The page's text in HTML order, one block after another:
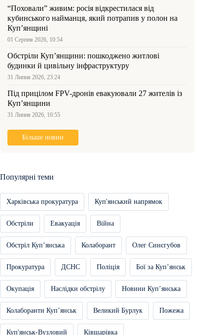
“Поховали” живим: росія відкрестилася від
кубинського найманця, який потрапив у полон на
Куп’янщині
01 Серпня 2026, 10:54
Обстріли Куп’янщини: пошкоджено житлові
будинки й цивільну інфраструктуру
31 Липня 2026, 23:24
Під прицілом FPV-дронів евакуювали 27 жителів із
Куп’янщини
31 Липня 2026, 10:55
Більше новин
Популярні теми
Харківська прокуратура Куп'янський напрямок
Обстріли Евакуація Війна
Обстріл Купʼянська Колаборант Олег Синєгубов
Прокуратура ДСНС Поліція Бої за Купʼянськ
Окупація Наслідки обстрілу Новини Купʼянська
Колаборанти Купʼянськ Великий Бурлук Пожежа
Куп'янськ-Вузловий Ківшарівка